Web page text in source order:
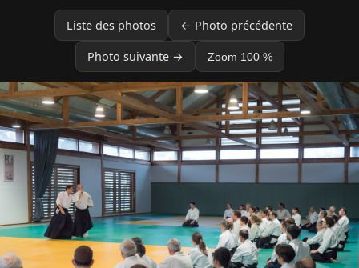
Liste des photos ← Photo précédente
Photo suivante → Zoom 100 %